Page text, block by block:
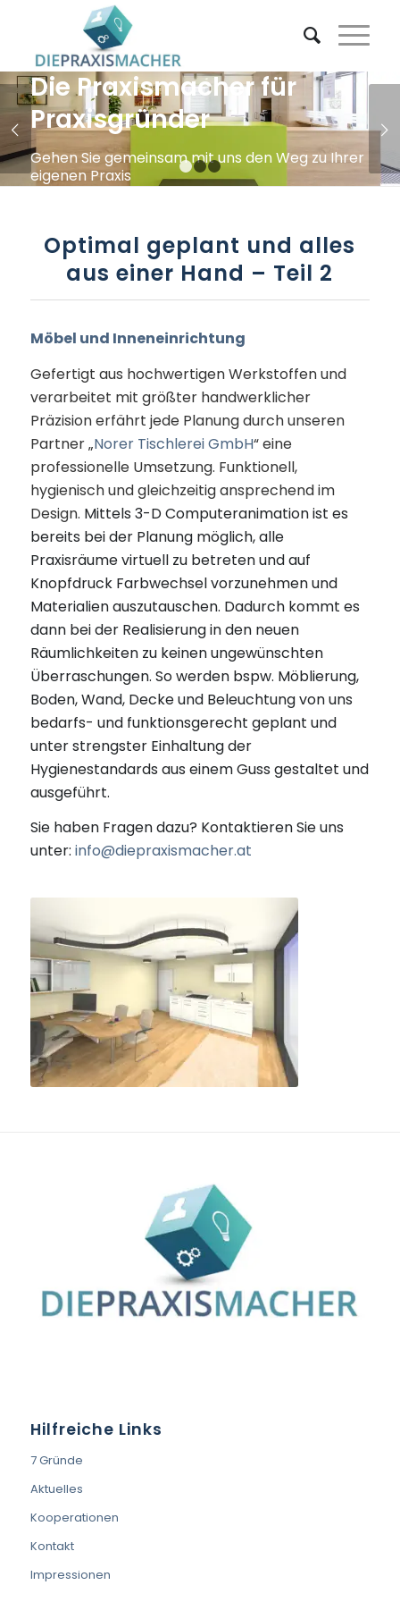
Weiter
Die Praxismacher für
Praxisgründer
Gehen Sie gemeinsam mit uns den Weg zu Ihrer
eigenen Praxis
ANFRAGEN
Optimal geplant und alles
aus einer Hand – Teil 2
Möbel und Inneneinrichtung
Gefertigt aus hochwertigen Werkstoffen und
verarbeitet mit größter handwerklicher
Präzision erfährt jede Planung durch unseren
Partner „Norer Tischlerei GmbH“ eine
professionelle Umsetzung. Funktionell,
hygienisch undgleichzeitig ansprechend im
Design. Mittels 3-D Computeranimation ist es
bereits bei der Planung möglich, alle
Praxisräume virtuell zu betreten und auf
Knopfdruck Farbwechsel vorzunehmen und
Materialien auszutauschen. Dadurch kommt es
dann bei der Realisierung in den neuen
Räumlichkeiten zu keinen ungewünschten
Überraschungen. So werden bspw. Möblierung,
Boden, Wand, Decke und Beleuchtung von uns
bedarfs- und funktionsgerecht geplant und
unter strengster Einhaltung der
Hygienestandards aus einem Guss gestaltet und
ausgeführt.
Sie haben Fragen dazu? Kontaktieren Sie uns
unter: info@diepraxismacher.at
Hilfreiche Links
7 Gründe
Aktuelles
Kooperationen
Kontakt
Impressionen